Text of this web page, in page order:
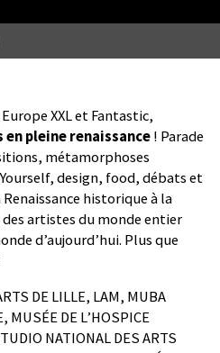
XXL et Fantastic,
pleine renaissance! Parade
métamorphoses
design, food, débats et
historique à la
artistes du monde entier
d’aujourd’hui. Plus que
DE LILLE, LAM, MUBA
MUSÉE DE L’HOSPICE
NATIONAL DES ARTS